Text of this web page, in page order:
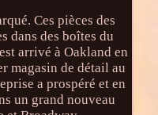
Ces pièces des
dans des boîtes du
arrivé à Oakland en
magasin de détail au
a prospéré et en
un grand nouveau